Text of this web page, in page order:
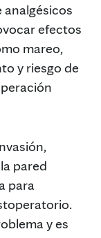
efectos
mareo,
y riesgo de
pared
para
y es